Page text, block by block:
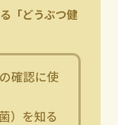
「どうぶつ健
確認に使
）を知る